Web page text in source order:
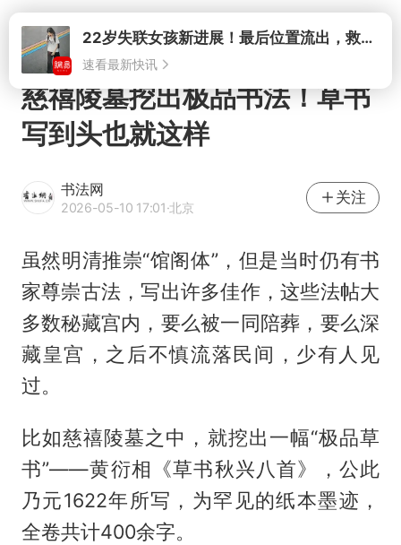
打开
慈禧陵墓挖出极品书法！草书
写到头也就这样
书法网
2026-05-10 17:01·北京
关注
虽然明清推崇“馆阁体”，但是当时仍有书
家尊崇古法，写出许多佳作，这些法帖大
多数秘藏宫内，要么被一同陪葬，要么深
藏皇宫，之后不慎流落民间，少有人见
过。
比如慈禧陵墓之中，就挖出一幅“极品草
书”——黄衍相《草书秋兴八首》，公此
乃元1622年所写，为罕见的纸本墨迹，
全卷共计400余字。